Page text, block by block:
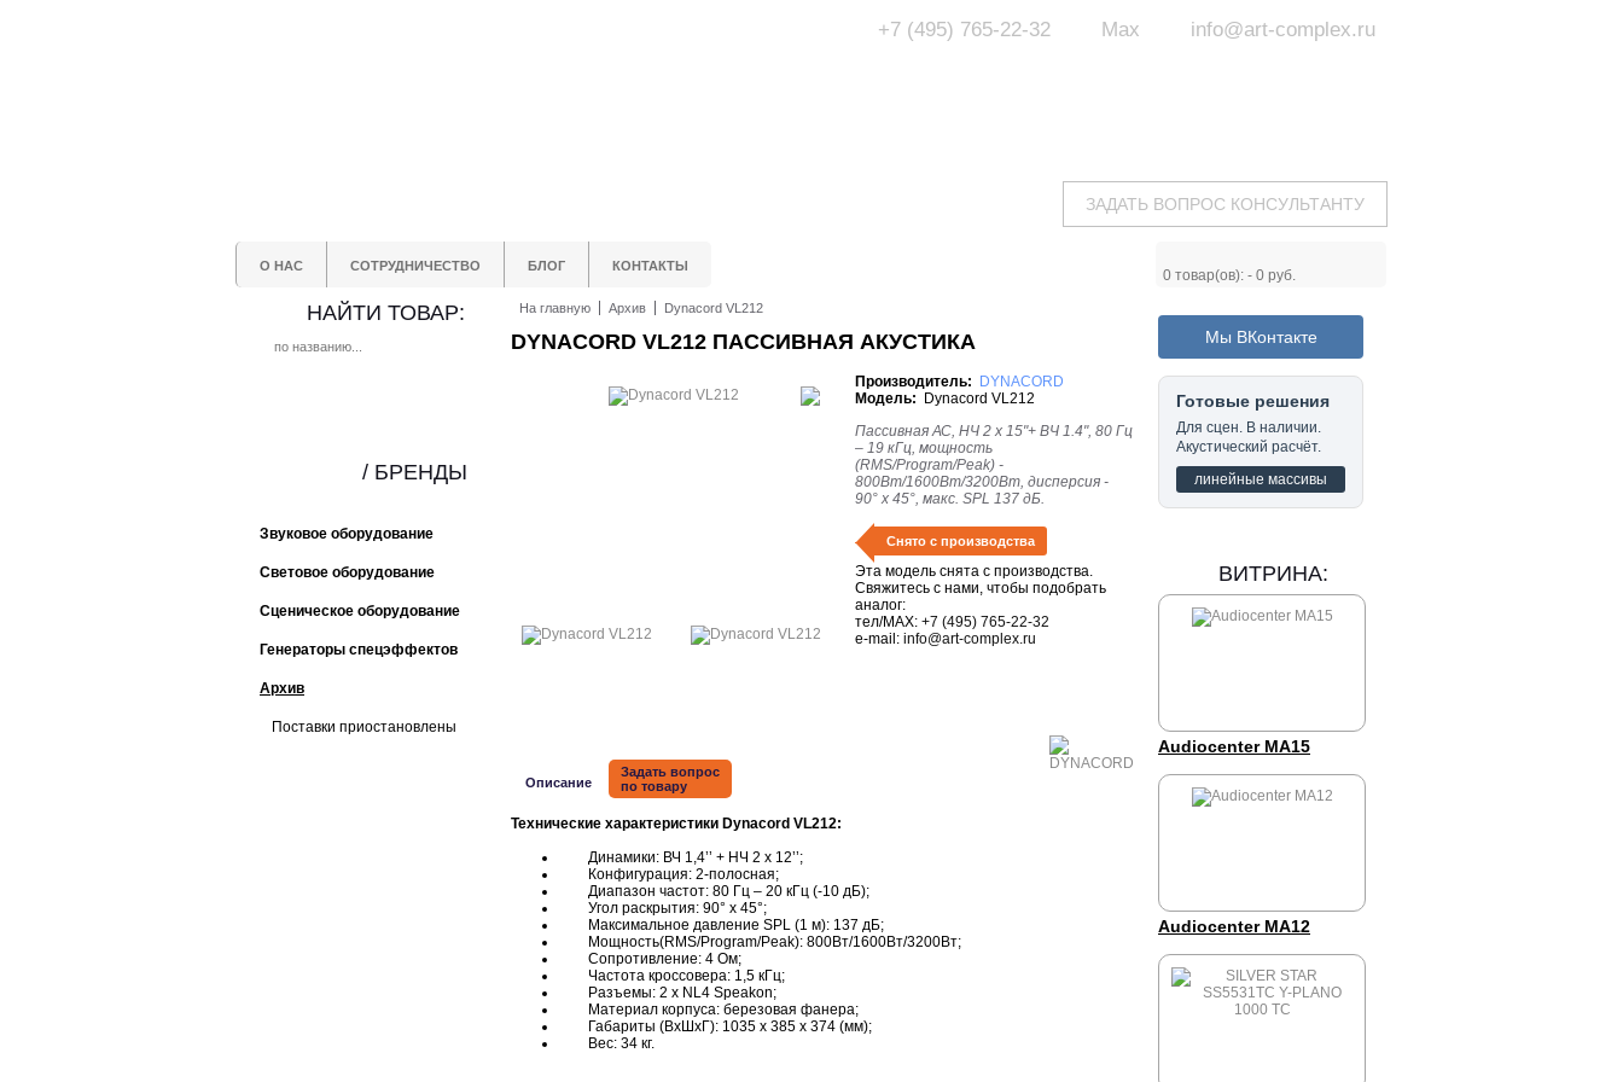
info@art-complex.ru
Max
+7 (495) 765-22-32
ЗАДАТЬ ВОПРОС КОНСУЛЬТАНТУ
О НАС СОТРУДНИЧЕСТВО БЛОГ КОНТАКТЫ
0 товар(ов): - 0 руб.
НАЙТИ ТОВАР:
Звуковое оборудование
Световое оборудование
Сценическое оборудование
Генераторы спецэффектов
Архив
Поставки приостановлены
/ БРЕНДЫ
На главную Архив Dynacord VL212
DYNACORD VL212 ПАССИВНАЯ АКУСТИКА
Производитель:
DYNACORD
Модель: Dynacord VL212
Пассивная АС, НЧ 2 x 15"+ ВЧ 1.4", 80 Гц
– 19 кГц, мощность
(RMS/Program/Peak) -
800Вт/1600Вт/3200Вт, дисперсия -
90° x 45°, макс. SPL 137 дБ.
Снято с производства
Эта модель снята с производства.
Свяжитесь с нами, чтобы подобрать
аналог:
тел/MAX: +7 (495) 765-22-32
e-mail: info@art-complex.ru
Описание
Задать вопрос
по товару
Технические характеристики Dynacord VL212:
Динамики: ВЧ 1,4’’ + НЧ 2 x 12’’;
Конфигурация: 2-полосная;
Диапазон частот: 80 Гц – 20 кГц (-10 дБ);
Угол раскрытия: 90° x 45°;
Максимальное давление SPL (1 м): 137 дБ;
Мощность(RMS/Program/Peak): 800Вт/1600Вт/3200Вт;
Сопротивление: 4 Ом;
Частота кроссовера: 1,5 кГц;
Разъемы: 2 x NL4 Speakon;
Материал корпуса: березовая фанера;
Габариты (ВхШхГ): 1035 x 385 x 374 (мм);
Вес: 34 кг.
Мы ВКонтакте
Готовые решения
Для сцен. В наличии.
Акустический расчёт.
линейные массивы
ВИТРИНА:
Audiocenter MA15
Audiocenter MA12